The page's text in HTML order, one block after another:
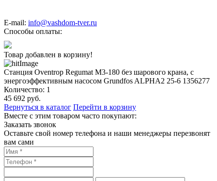
E-mail: info@vashdom-tver.ru
Способы оплаты:
Товар добавлен в корзину!
Станция Oventrop Regumat M3-180 без шарового крана, с
энергоэффективным насосом Grundfos ALPHA2 25-6 1356277
Количество: 1
45 692 руб.
Вернуться в каталог Перейти в корзину
Вместе с этим товаром часто покупают:
Заказать звонок
Оставьте свой номер телефона и наши менеджеры перезвонят
вам сами